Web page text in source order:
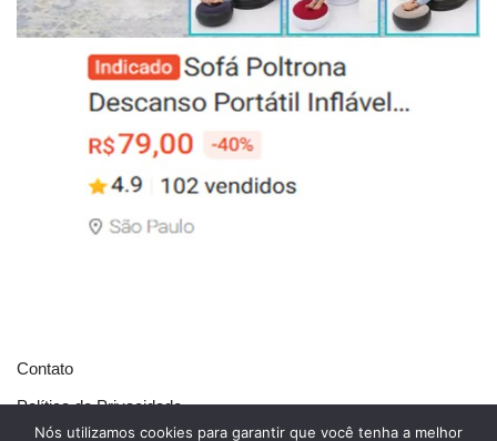
Contato
Política de Privacidade
Nós utilizamos cookies para garantir que você tenha a melhor